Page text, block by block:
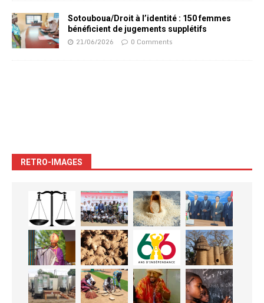
Sotouboua/Droit à l’identité : 150 femmes
bénéficient de jugements supplétifs
21/06/2026 0 Comments
RETRO-IMAGES